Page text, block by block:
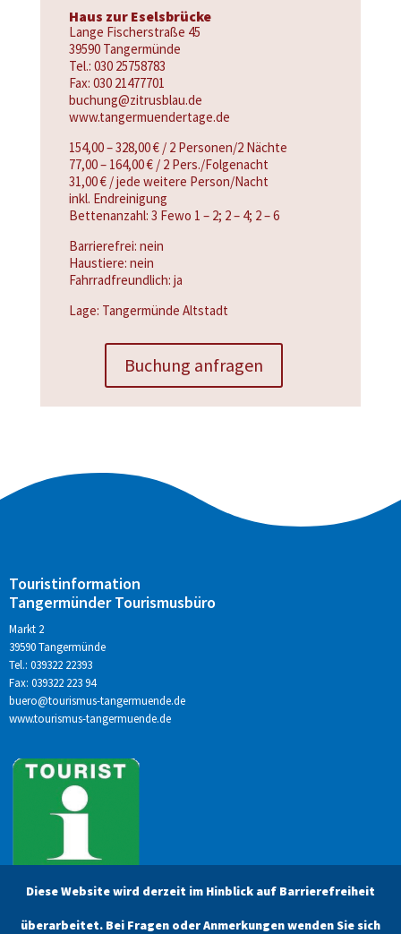
Diese Website wird derzeit im Hinblick auf Barrierefreiheit
überarbeitet. Bei Fragen oder Anmerkungen wenden Sie sich
Haus zur Eselsbrücke
Lange Fischerstraße 45
39590 Tangermünde
Tel.: 030 25758783
Fax: 030 21477701
buchung@zitrusblau.de
www.tangermuendertage.de
154,00 – 328,00 € / 2 Personen/2 Nächte
77,00 – 164,00 € / 2 Pers./Folgenacht
31,00 € / jede weitere Person/Nacht
inkl. Endreinigung
Bettenanzahl: 3 Fewo 1 – 2; 2 – 4; 2 – 6
Barrierefrei: nein
Haustiere: nein
Fahrradfreundlich: ja
Lage: Tangermünde Altstadt
Buchung anfragen
Touristinformation
Tangermünder Tourismusbüro
Markt 2
39590 Tangermünde
Tel.: 039322 22393
Fax: 039322 223 94
buero@tourismus-tangermuende.de
www.tourismus-tangermuende.de